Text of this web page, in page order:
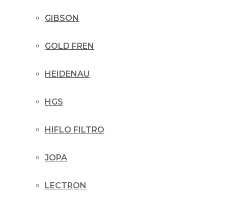
GIBSON
GOLD FREN
HEIDENAU
HGS
HIFLO FILTRO
JOPA
LECTRON